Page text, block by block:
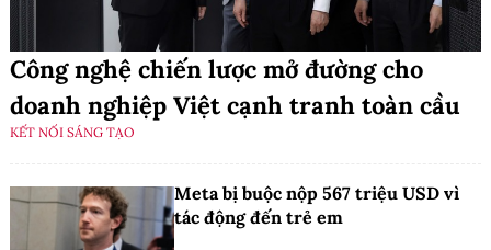
Công nghệ chiến lược mở đường cho
doanh nghiệp Việt cạnh tranh toàn cầu
KẾT NỐI SÁNG TẠO
Meta bị buộc nộp 567 triệu USD vì
tác động đến trẻ em